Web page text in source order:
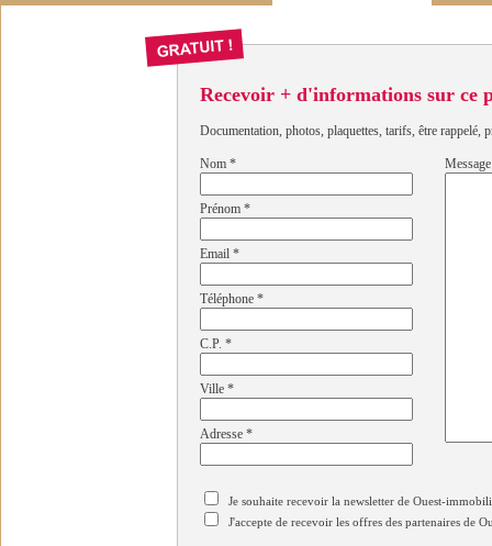
Recevoir + d'informations sur ce
Documentation, photos, plaquettes, tarifs, être rappelé,
Nom *
Prénom *
Email *
Téléphone *
C.P. *
Ville *
Adresse *
Message
Je souhaite recevoir la newsletter de Ouest-
J'accepte de recevoir les offres des partenaires de